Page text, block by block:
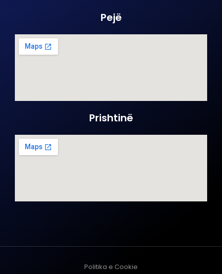
Pejë
Prishtinë
Politika e Cookie